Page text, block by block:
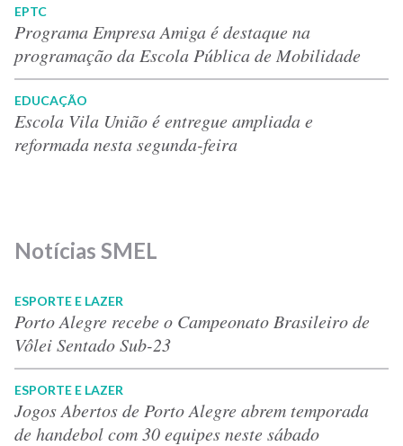
EPTC
Programa Empresa Amiga é destaque na
programação da Escola Pública de Mobilidade
EDUCAÇÃO
Escola Vila União é entregue ampliada e
reformada nesta segunda-feira
Notícias SMEL
ESPORTE E LAZER
Porto Alegre recebe o Campeonato Brasileiro de
Vôlei Sentado Sub-23
ESPORTE E LAZER
Jogos Abertos de Porto Alegre abrem temporada
de handebol com 30 equipes neste sábado